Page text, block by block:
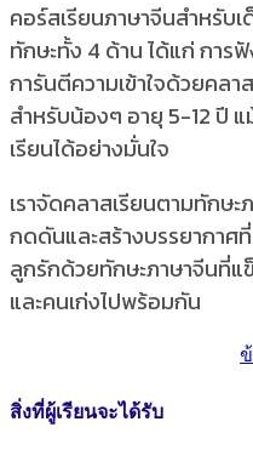
คอร์สเรียนภาษาจีนสำหรับ
ทักษะทั้ง 4 ด้าน ได้แก่ การ
การันตีความเข้าใจด้วยคล
สำหรับน้องๆ อายุ 5-12 ปี
เรียนได้อย่างมั่นใจ
เราจัดคลาสเรียนตามทักษ
กดดันและสร้างบรรยากาศ
ลูกรักด้วยทักษะภาษาจีนที่
และคนเก่งไปพร้อมกัน
สิ่งที่ผู้เรียนจะได้รับ